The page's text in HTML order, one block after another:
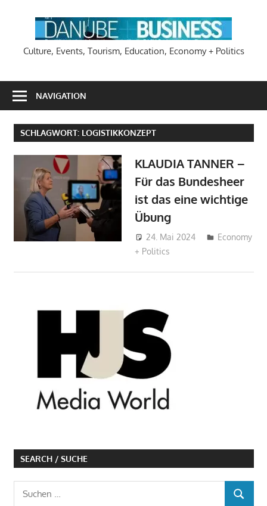
Culture, Events, Tourism, Education, Economy + Politics
NAVIGATION
SCHLAGWORT: LOGISTIKKONZEPT
KLAUDIA TANNER –
Für das Bundesheer
ist das eine wichtige
Übung
24. Mai 2024
Hans-
Economy
+ Politics
SEARCH / SUCHE
Suchen
SUCHEN